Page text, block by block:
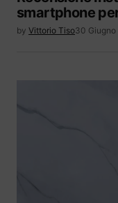
smartphone
by Vittorio Tiso30